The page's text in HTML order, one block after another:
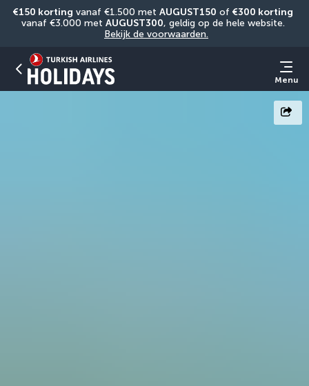
€150 korting vanaf €1.500 met AUGUST150 of €300 korting
vanaf €3.000 met AUGUST300
Bekijk de voorwaarden.
Menu